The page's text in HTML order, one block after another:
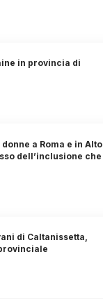
in provincia di
a Roma e in Alto
dell’inclusione che
di Caltanissetta,